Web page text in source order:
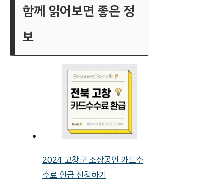
함께 읽어보면 좋은 정
보
2024 고창군 소상공인 카드수
수료 환급 신청하기